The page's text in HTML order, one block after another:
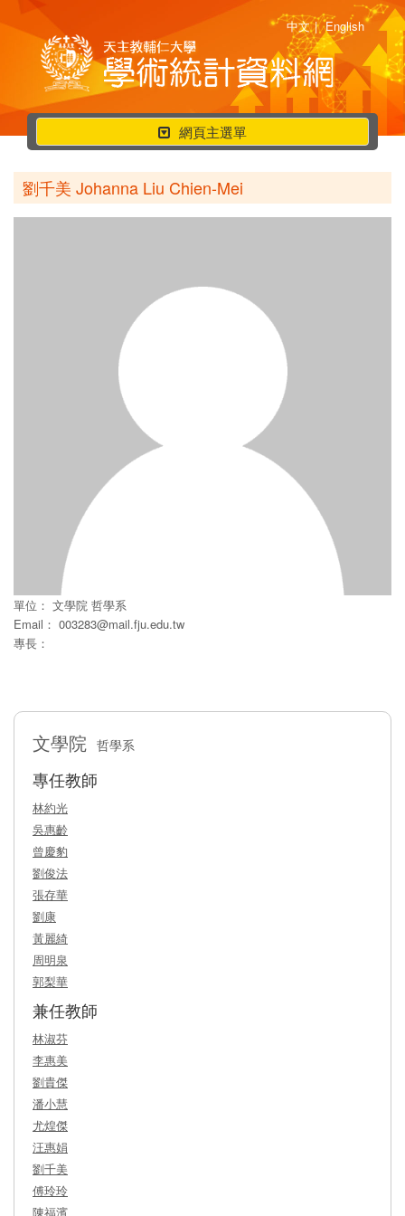
中文 | English
行
動
選
單
網頁主選單
劉千美 Johanna Liu Chien-Mei
單位： 文學院 哲學系
Email： 003283@mail.fju.edu.tw
專長：
文學院 哲學系
專任教師
林約光
吳惠齡
曾慶豹
劉俊法
張存華
劉康
黃麗綺
周明泉
郭梨華
兼任教師
林淑芬
李惠美
劉貴傑
潘小慧
尤煌傑
汪惠娟
劉千美
傅玲玲
陳福濱